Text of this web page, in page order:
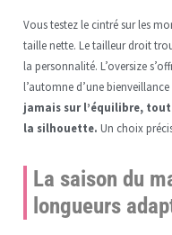
Vous testez le cintré sur les
taille nette. Le tailleur droit
la personnalité. L’oversize
l’automne d’une
jamais sur l’équilibre,
la silhouette. Un choix
La saison du
longueurs